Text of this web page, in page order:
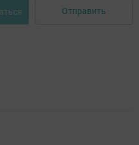
Отправить